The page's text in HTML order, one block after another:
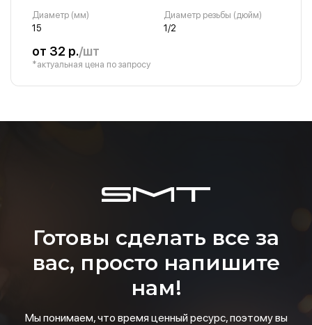
Диаметр (мм)
15
Диаметр резьбы (дюйм)
1/2
от 32 р./шт
*актуальная цена по запросу
Готовы сделать все за
вас, просто напишите
нам!
Мы понимаем, что время ценный ресурс, поэтому вы